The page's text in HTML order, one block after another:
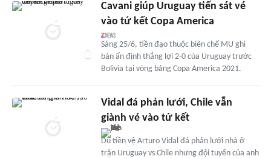
Cavani giúp Uruguay tiến sát vé
vào tứ kết Copa America
Sáng 25/6, tiền đạo thuộc biên chế MU ghi
bàn ấn định thắng lợi 2-0 của Uruguay trước
Bolivia tại vòng bảng Copa America 2021.
Vidal đá phản lưới, Chile vẫn
giành vé vào tứ kết
Dù tiền vệ Arturo Vidal đá phản lưới nhà ở
trận Uruguay vs Chile nhưng đội tuyển của anh